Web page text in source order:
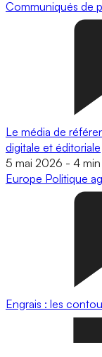
Communiqués de
Le média de
digitale et éditoriale
5 mai 2026 - 4 min
Europe Politique
Engrais : les